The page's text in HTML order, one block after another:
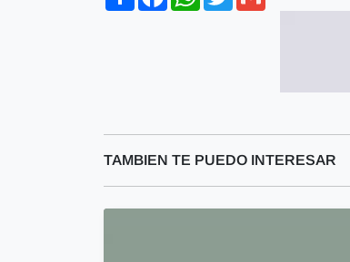
TAMBIEN TE PUEDO INTERESAR